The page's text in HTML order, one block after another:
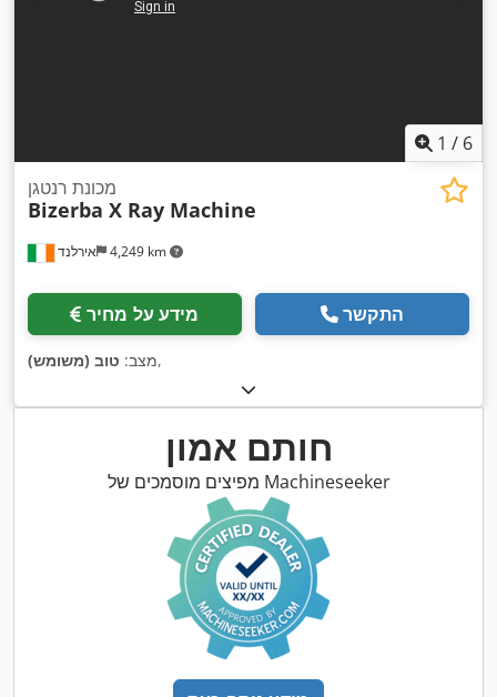
1 / 6
אירלנד 4,249 km
מכונת רנטגן
Bizerba X Ray Machine
מידע על מחיר התקשר
מצב: טוב (משומש) ,
חותם אמון
מפיצים מוסמכים של Machineseeker